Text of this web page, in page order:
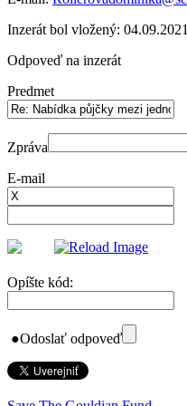
Inzerát bol vložený:
Odpoveď na inzerát
Predmet
Zpráva
E-mail
Opíšte kód:
●Odoslať odpoveď